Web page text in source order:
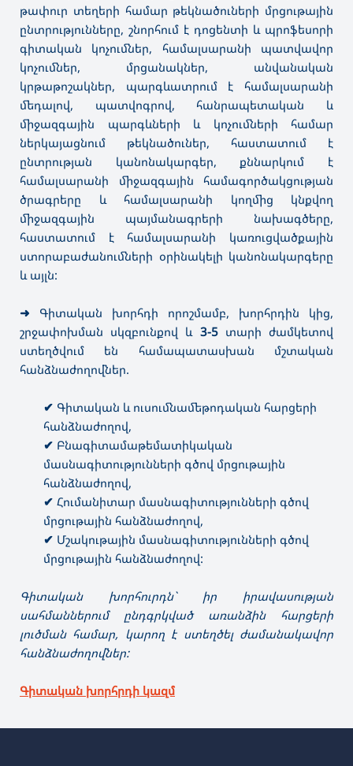
թափուր տեղերի համար թեկնածուների մրցութային
ընտրությունները, շնորհում է դոցենտի և պրոֆեսորի
գիտական կոչումներ, համալսարանի պատվավոր
կոչումներ, մրցանակներ, անվանական
կրթաթոշակներ, պարգևատրում է համալսարանի
մեդալով, պատվոգրով, հանրապետական և
միջազգային պարգևների և կոչումների համար
ներկայացնում թեկնածուներ, հաստատում է
ընտրության կանոնակարգեր, քննարկում է
համալսարանի միջազգային համագործակցության
ծրագրերը և համալսարանի կողմից կնքվող
միջազգային պայմանագրերի նախագծերը,
հաստատում է համալսարանի կառուցվածքային
ստորաբաժանումների օրինակելի կանոնակարգերը
և այլն:
➜ Գիտական խորհդի որոշմամբ, խորհրդին կից,
շրջափոխման սկզբունքով և 3-5տարի ժամկետով
ստեղծվում են համապատասխան մշտական
հանձնաժողովներ.
✔ Գիտական և ուսումնամեթոդական հարցերի
հանձնաժողով,
✔ Բնագիտամաթեմատիկական
մասնագիտությունների գծով մրցութային
հանձնաժողով,
✔ Հումանիտար մասնագիտությունների գծով
մրցութային հանձնաժողով,
✔ Մշակութային մասնագիտությունների գծով
մրցութային հանձնաժողով:
Գիտական խորհուրդն` իր իրավասության
սահմաններում ընդգրկված առանձին հարցերի
լուծման համար, կարող է ստեղծել ժամանակավոր
հանձնաժողովներ:
Գիտական խորհրդի կազմ